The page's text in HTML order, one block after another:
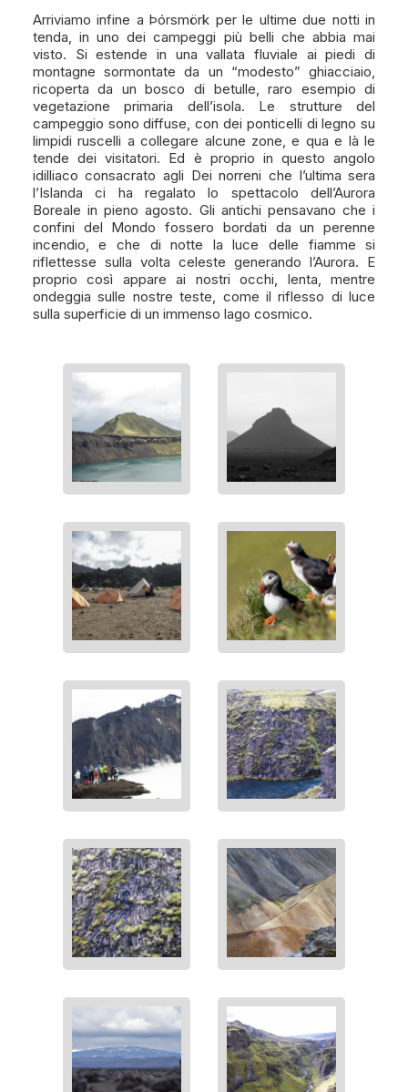
Arriviamo infine a Þórsmörk per le ultime due notti in
tenda, in uno dei campeggi più belli che abbia mai
visto. Si estende in una vallata fluviale ai piedi di
montagne sormontate da un “modesto” ghiacciaio,
ricoperta da un bosco di betulle, raro esempio di
vegetazione primaria dell’isola. Le strutture del
campeggio sono diffuse, con dei ponticelli di legno su
limpidi ruscelli a collegare alcune zone, e qua e là le
tende dei visitatori. Ed è proprio in questo angolo
idilliaco consacrato agli Dei norreni che l’ultima sera
l’Islanda ci ha regalato lo spettacolo dell’Aurora
Boreale in pieno agosto. Gli antichi pensavano che i
confini del Mondo fossero bordati da un perenne
incendio, e che di notte la luce delle fiamme si
riflettesse sulla volta celeste generando l’Aurora. E
proprio così appare ai nostri occhi, lenta, mentre
ondeggia sulle nostre teste, come il riflesso di luce
sulla superficie di un immenso lago cosmico.